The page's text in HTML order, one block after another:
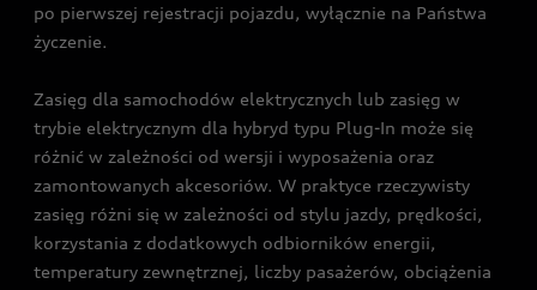
po pierwszej rejestracji pojazdu, wyłącznie na Państwa
życzenie.
Zasięg dla samochodów elektrycznych lub zasięg w
trybie elektrycznym dla hybryd typu Plug-In może się
różnić w zależności od wersji i wyposażenia oraz
zamontowanych akcesoriów. W praktyce rzeczywisty
zasięg różni się w zależności od stylu jazdy, prędkości,
korzystania z dodatkowych odbiorników energii,
temperatury zewnętrznej, liczby pasażerów, obciążenia